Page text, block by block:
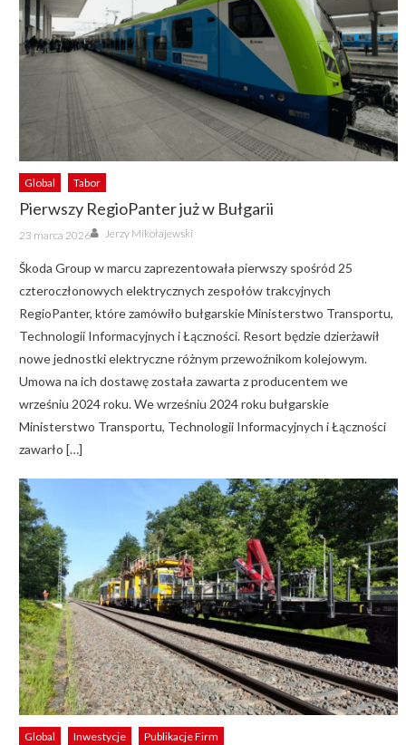
Global Tabor
Pierwszy RegioPanter już w Bułgarii
Posted
on
23 marca 2026 Author
Jerzy Mikołajewski
Škoda Group w marcu zaprezentowała pierwszy spośród 25
czteroczłonowych elektrycznych zespołów trakcyjnych
RegioPanter, które zamówiło bułgarskie Ministerstwo Transportu,
Technologii Informacyjnych i Łączności. Resort będzie dzierżawił
nowe jednostki elektryczne różnym przewoźnikom kolejowym.
Umowa na ich dostawę została zawarta z producentem we
wrześniu 2024 roku. We wrześniu 2024 roku bułgarskie
Ministerstwo Transportu, Technologii Informacyjnych i Łączności
zawarło […]
Global Inwestycje Publikacje Firm